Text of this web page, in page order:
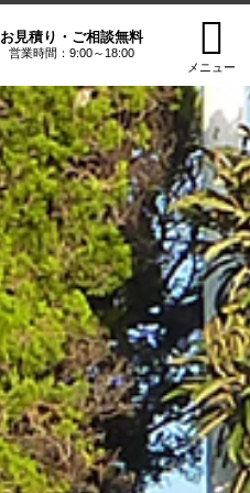
お見積り・ご相談無料
営業時間：9:00～18:00
メニュー